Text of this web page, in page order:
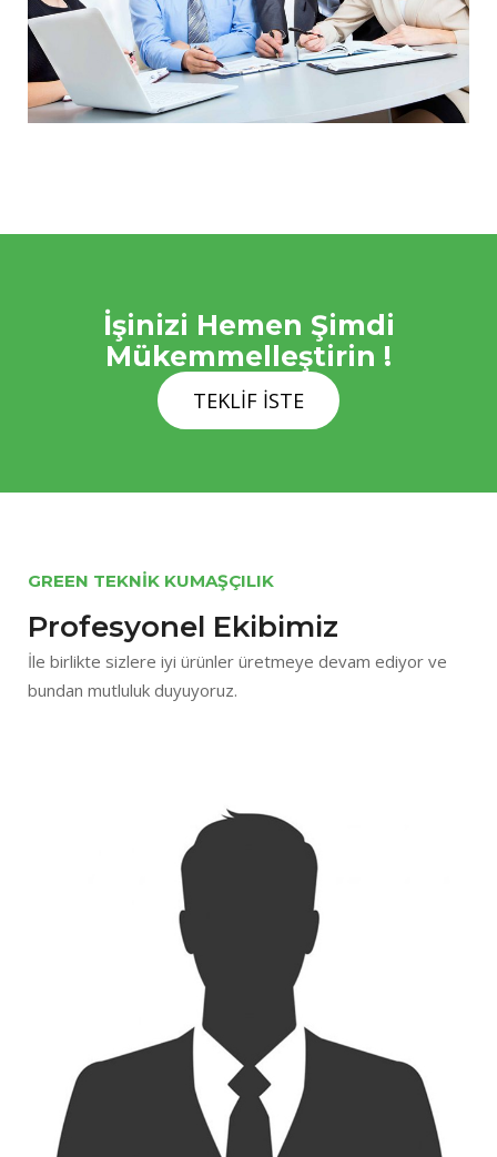
İşinizi Hemen Şimdi
Mükemmelleştirin !
TEKLİF İSTE
GREEN TEKNİK KUMAŞÇILIK
Profesyonel Ekibimiz
İle birlikte sizlere iyi ürünler üretmeye devam ediyor ve
bundan mutluluk duyuyoruz.